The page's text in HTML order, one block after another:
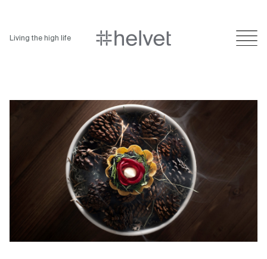
Living the high life